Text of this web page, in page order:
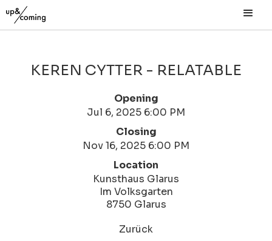
KEREN CYTTER - RELATABLE
Opening
Jul 6, 2025 6:00 PM
Closing
Nov 16, 2025 6:00 PM
Location
Kunsthaus Glarus
Im Volksgarten
8750 Glarus
Zurück